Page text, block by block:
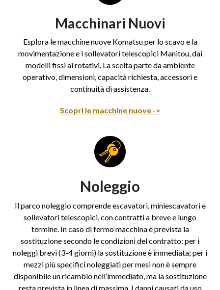
Macchinari Nuovi
Esplora le macchine nuove Komatsu per lo scavo e la
movimentazione e i sollevatori telescopici Manitou, dai
modelli fissi ai rotativi. La scelta parte da ambiente
operativo, dimensioni, capacità richiesta, accessori e
continuità di assistenza.
Scopri le macchine nuove ->
Noleggio
Il parco noleggio comprende escavatori, miniescavatori e
sollevatori telescopici, con contratti a breve e lungo
termine. In caso di fermo macchina è prevista la
sostituzione secondo le condizioni del contratto: per i
noleggi brevi (3-4 giorni) la sostituzione è immediata; per i
mezzi più specifici noleggiati per mesi non è sempre
disponibile un ricambio nell’immediato, ma la sostituzione
resta prevista in linea di massima. I danni causati da uso